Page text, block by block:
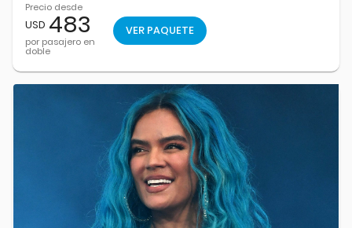
Precio desde
USD 483
por pasajero en
doble
VER PAQUETE